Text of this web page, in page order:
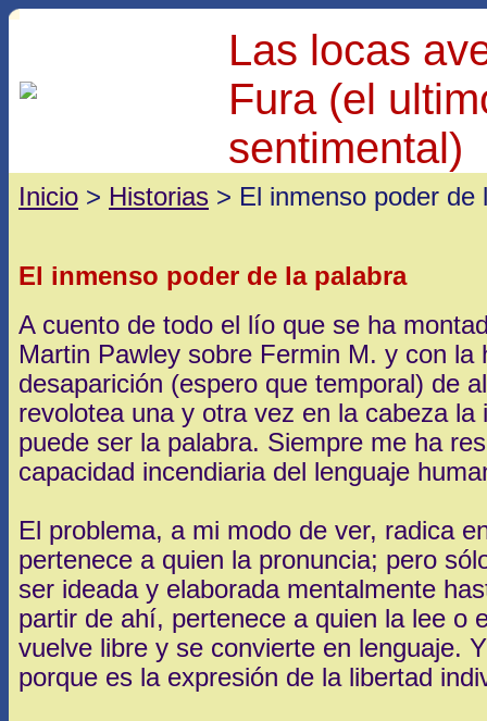
Las locas
Fura (el
sentimental)
Inicio > Historias > El inmenso poder de
El inmenso poder de la palabra
A cuento de todo el lío que se ha
Martin Pawley sobre Fermin M. y con la
desaparición (espero que temporal) de
revolotea una y otra vez en la cabeza la
puede ser la palabra. Siempre me ha
capacidad incendiaria del lenguaje
El problema, a mi modo de ver, radica
pertenece a quien la pronuncia; pero
ser ideada y elaborada mentalmente
partir de ahí, pertenece a quien la lee o
vuelve libre y se convierte en lenguaje.
porque es la expresión de la libertad